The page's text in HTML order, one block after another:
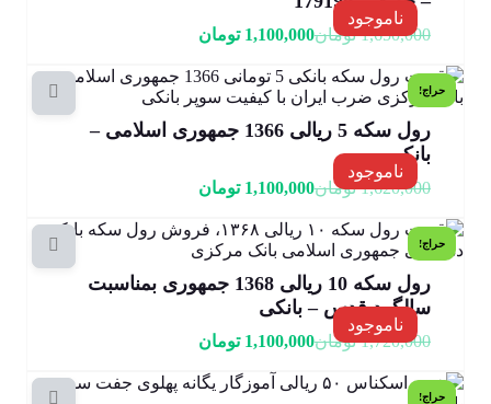
ناموجود
1,650,000 تومان1,100,000 تومان
حراج!
ناموجود
رول سکه 5 ریالی 1366 جمهوری اسلامی –
بانکی
1,620,000 تومان1,100,000 تومان
حراج!
ناموجود
رول سکه 10 ریالی 1368 جمهوری بمناسبت
سالگرد قدس – بانکی
1,720,000 تومان1,100,000 تومان
حراج!